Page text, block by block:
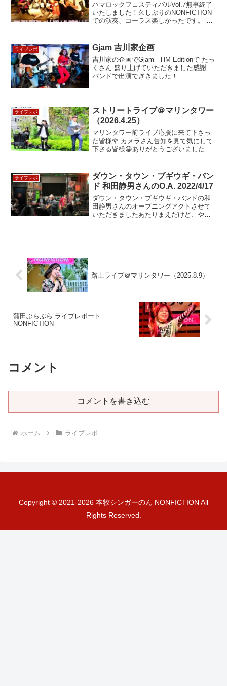
ハマロックフェスティバルVol.7無事終了
いたしました！久しぶりのNONFICTION
での演奏、コーラス楽しかったです。 す
とい…
ライブレポ Gjam 吉川家企画
吉川家の企画でGjam HM Editionで たっ
くさん 盛り上げていただきました感謝
バンドで出演でぎきました！
ライブレポ
ストリートライブ＠マリンタワー
（2026.4.25）
マリンタワー前ライブ応援に来て下さっ
た皆様🌹 カメラさん告知を見て気にして
下さる皆様😀ありがとうございました🙇
素晴らしい😄晴れやかな気持ちになりま
した🎉また頑張れるみっ...
ライブレポ
ダウン・タウン・ブギウギ・バン
ド 和田静男さんのO.A. 2022/4/17
ダウン・タウン・ブギウギ・バンドの和
田静男さんのオープニングアクトさせて
いただきましたあたりまえだけど、やっ
路上ライブ＠マリンタワー（2025.8.9）
蒲田ぶらぶら ライブレポート｜
NONFICTION
コメント
コメントを書き込む
ホーム ライブレポ
Copyright © 2021-2026 本牧シンガーのん NONFICTION All
Rights Reserved.